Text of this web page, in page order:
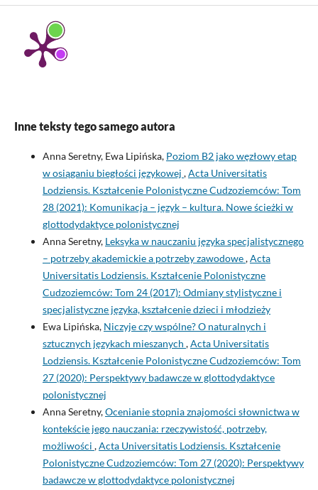
Inne teksty tego samego autora
Anna Seretny, Ewa Lipińska, Poziom B2 jako węzłowy etap
w osiąganiu biegłości językowej ,Acta Universitatis
Lodziensis. Kształcenie Polonistyczne Cudzoziemców: Tom
28 (2021): Komunikacja – język – kultura. Nowe ścieżki w
glottodydaktyce polonistycznej
Anna Seretny, Leksyka w nauczaniu języka specjalistycznego
– potrzeby akademickie a potrzeby zawodowe,Acta
Universitatis Lodziensis. Kształcenie Polonistyczne
Cudzoziemców: Tom 24 (2017): Odmiany stylistyczne i
specjalistyczne języka, kształcenie dzieci i młodzieży
Ewa Lipińska, Niczyje czy wspólne? O naturalnych i
sztucznych językach mieszanych ,Acta Universitatis
Lodziensis. Kształcenie Polonistyczne Cudzoziemców: Tom
27 (2020): Perspektywy badawcze w glottodydaktyce
polonistycznej
Anna Seretny,Ocenianie stopnia znajomości słownictwa w
kontekście jego nauczania: rzeczywistość, potrzeby,
możliwości ,Acta Universitatis Lodziensis. Kształcenie
Polonistyczne Cudzoziemców: Tom 27 (2020): Perspektywy
badawcze w glottodydaktyce polonistycznej